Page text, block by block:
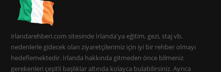
irlandarehberi.com sitesinde İrlanda'ya eğitim, gezi, staj vb.
nedenlerle gidecek olan ziyaretçilerimiz için iyi bir rehber olmayı
hedeflemektedir. İrlanda hakkında gitmeden önce bilmeniz
gerekenleri çeşitli başlıklar altında kolayca bulabilirsiniz. Ayrıca